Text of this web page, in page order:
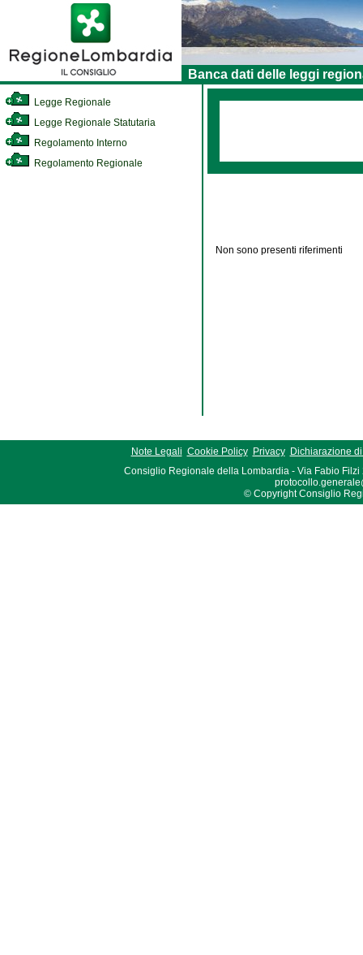
Banca dati delle leggi
Legge Regionale
Legge Regionale Statutaria
Regolamento Interno
Regolamento Regionale
Non sono presenti riferimenti
Note Legali Cookie Policy Privacy
Dichiarazione
Consiglio Regionale della Lombardia - Via Fabio Filzi
© Copyright Consiglio